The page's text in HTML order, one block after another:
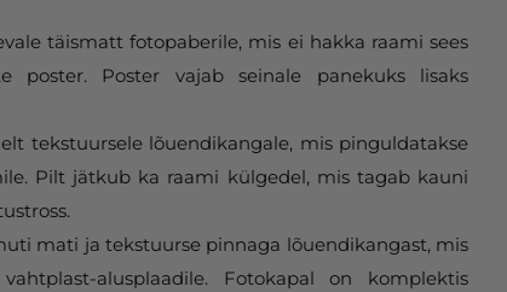
täismatt fotopaberile, mis ei hakka raami sees
poster. Poster vajab seinale panekuks lisaks
tekstuursele lõuendikangale, mis pinguldatakse
Pilt jätkub ka raami külgedel, mis tagab kauni
mati ja tekstuurse pinnaga lõuendikangast, mis
alusplaadile. Fotokapal on komplektis